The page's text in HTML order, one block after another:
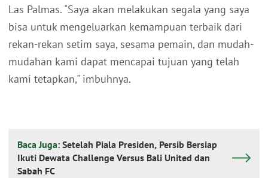
Las Palmas. "Saya akan melakukan segala yang saya
bisa untuk mengeluarkan kemampuan terbaik dari
rekan-rekan setim saya, sesama pemain, dan mudah-
mudahan kami dapat mencapai tujuan yang telah
kami tetapkan," imbuhnya.
Baca Juga: Setelah Piala Presiden, Persib Bersiap
Ikuti Dewata Challenge Versus Bali United dan
Sabah FC